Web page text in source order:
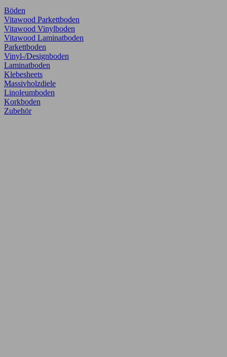
Böden
Vitawood Parkettboden
Vitawood Vinylboden
Vitawood Laminatboden
Parkettboden
Vinyl-/Designboden
Laminatboden
Klebesheets
Massivholzdiele
Linoleumboden
Korkboden
Zubehör